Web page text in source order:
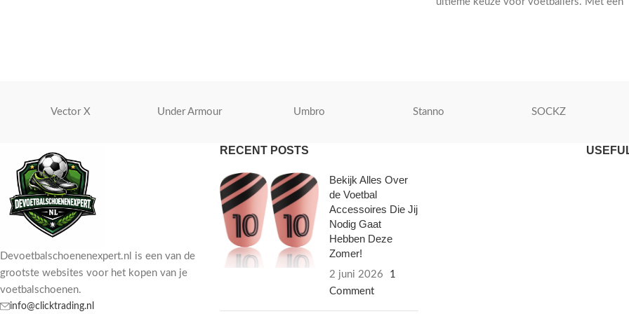
Vector X Under Armour Umbro Stanno SOCKZ
Devoetbalschoenenexpert.nl is een van de
grootste websites voor het kopen van je
voetbalschoenen.
info@clicktrading.nl
RECENT POSTS
Bekijk Alles Over
de Voetbal
Accessoires Die Jij
Nodig Gaat
Hebben Deze
Zomer!
2 juni 2026
1
Comment